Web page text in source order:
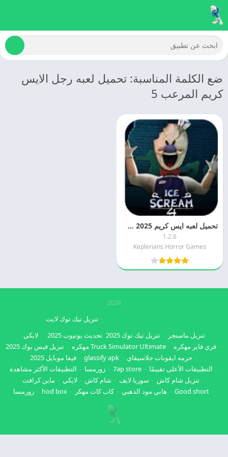
ضع الكلمة المناسبة: تحميل لعبه رجل الايس
كريم المرعب 5
تحميل لعبه ايس كريم 2025 Ice Scream مهكره اخر اصدار
1.2.6
Keplerians Horror Games
2024
تنزيل ماسنجر تنزيل تيك توك 2025
تنزيل تيك توك لايت
تحديث يوتيوب 2025
لايكي
فري فاير مهكره
Truck Simulator Ultimate مهكره
تنزيل فيس بوك 2025
حزمه ايقونات جلاسيفاي
glassify apk
فيفا موبايل 2025
التطبيقات الأعلى تقييمًا
7ap store زورمسا
التطبيقات الأكثر مشاهدة
تنزيل شام كاش
سوريا لايف شام كاش لايكي
ماين كرافت
Good short
هابي مود الذهبي كاب كات مهكر hod box زورمسا